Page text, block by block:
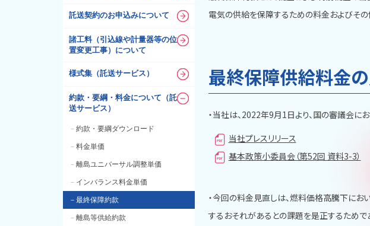
託送契約のお申込みについて
諸工料（引込線や計量器等の位
置変更工事）について
様式集（託送サービス）
約款・要綱・料金について（託
送サービス）
－ 約款・要綱ダウンロード
－ 料金単価
－ 離島ユニバーサル調整単価
－ インバランス料金単価
－ 最終保障約款
－ 離島等供給約款
電気の供給を保障するための料金およびそ
最終保障供給料金
・当社は、2022年9月1日より、国の審議会に
当社プレスリリース
基本政策小委員会（第52回 資料3-3）
・今回の料金見直しは、燃料価格高騰下に
するおそれがあるとの課題を是正するため